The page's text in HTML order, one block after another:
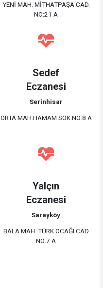
YENİ MAH. MİTHATPAŞA CAD.
NO:21 A
Sedef
Eczanesi
Serinhisar
ORTA MAH.HAMAM SOK.NO:8 A
Yalçın
Eczanesi
Sarayköy
BALA MAH. TÜRK OCAĞI CAD
NO:7 A